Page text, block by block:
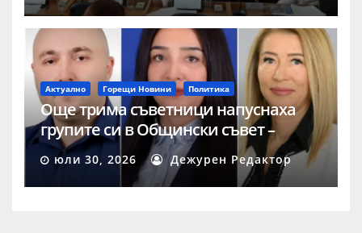
Актуално Горещи Новини Политика
Още трима съветници напуснаха
групите си в Общински съвет –
Шумен
юли 30, 2026 Дежурен Редактор